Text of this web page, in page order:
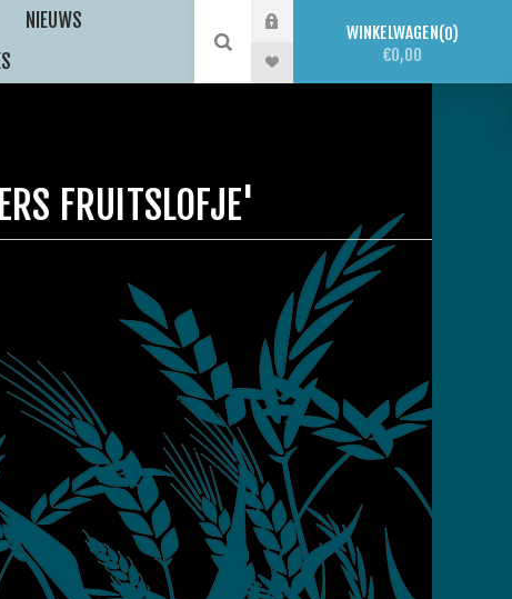
NIEUWS
WINKELWAGEN 0
€0,00
FRUITSLOFJE'